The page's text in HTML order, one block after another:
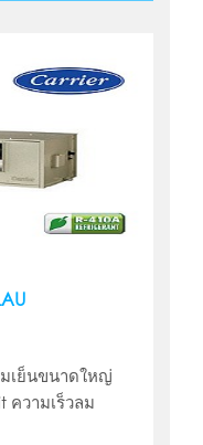
เย็นขนาดใหญ่
ความเร็วลม